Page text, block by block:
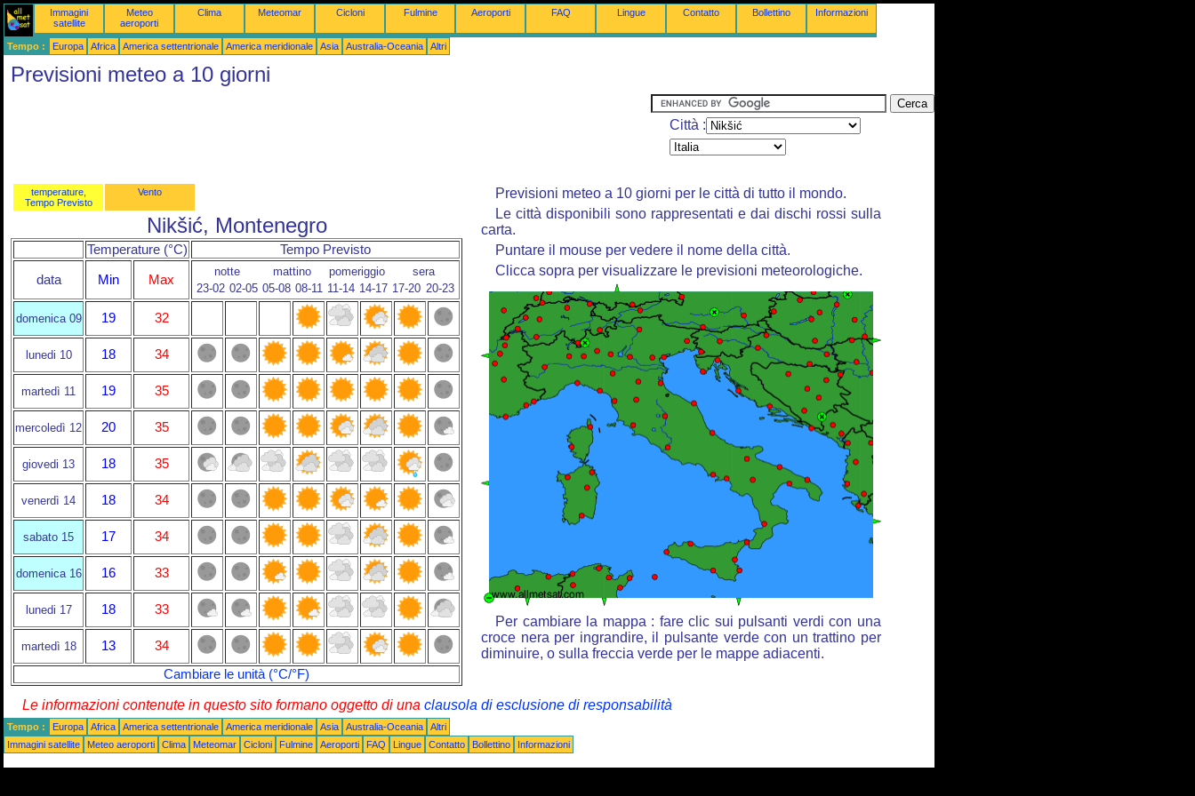
Immagini
satellite
Meteo
aeroporti
Clima Meteomar Cicloni Fulmine Aeroporti FAQ Lingue Contatto Bollettino Informazioni
Tempo : Europa Africa America settentrionale America meridionale Asia Australia-Oceania Altri
Previsioni meteo a 10 giorni
Città :
temperature,
Tempo Previsto
Vento
Nikšić, Montenegro
Temperature (°C) Tempo Previsto
data Min Max
notte mattino pomeriggio
sera
23-02 02-05 05-08 08-11 11-14 14-17 17-20 20-23
domenica 09 19 32
lunedi 10 18 34
martedì 11 19 35
mercoledì 12 20 35
giovedi 13 18 35
venerdì 14 18 34
sabato 15 17 34
domenica 16 16 33
lunedi 17 18 33
martedì 18 13
34
Cambiare le unità (°C/°F)
Previsioni meteo a 10 giorni per le città di tutto il mondo.
Le città disponibili sono rappresentati e dai dischi rossi sulla
carta.
Puntare il mouse per vedere il nome della città.
Clicca sopra per visualizzare le previsioni meteorologiche.
Per cambiare la mappa : fare clic sui pulsanti verdi con una
croce nera per ingrandire, il pulsante verde con un trattino per
diminuire, o sulla freccia verde per le mappe adiacenti.
Le informazioni contenute in questo sito formano oggetto di una clausola di esclusione di responsabilità
Tempo : Europa Africa America settentrionale America meridionale Asia Australia-Oceania
Altri
Immagini satellite
Meteo aeroporti Clima Meteomar Cicloni Fulmine Aeroporti FAQ Lingue Contatto Bollettino Informazioni